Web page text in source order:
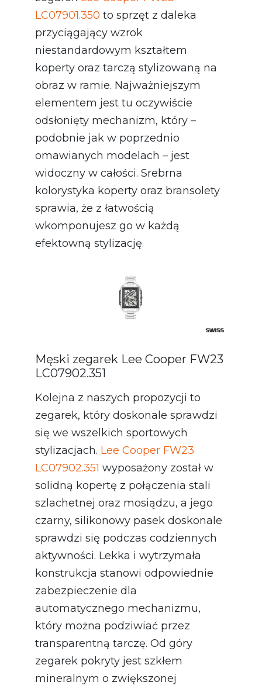
LC07901.350 to sprzęt z daleka
przyciągający wzrok
niestandardowym kształtem
koperty oraz tarczą stylizowaną na
obraz w ramie. Najważniejszym
elementem jest tu oczywiście
odsłonięty mechanizm, który –
podobnie jak w poprzednio
omawianych modelach – jest
widoczny w całości. Srebrna
kolorystyka koperty oraz bransolety
sprawia, że z łatwością
wkomponujesz go w każdą
efektowną stylizację.
Męski zegarek Lee Cooper FW23
LC07902.351
Kolejna z naszych propozycji to
zegarek, który doskonale sprawdzi
się we wszelkich sportowych
stylizacjach. Lee Cooper FW23
LC07902.351 wyposażony został w
solidną kopertę z połączenia stali
szlachetnej oraz mosiądzu, a jego
czarny, silikonowy pasek doskonale
sprawdzi się podczas codziennych
aktywności. Lekka i wytrzymała
konstrukcja stanowi odpowiednie
zabezpieczenie dla
automatycznego mechanizmu,
który można podziwiać przez
transparentną tarczę. Od góry
zegarek pokryty jest szkłem
mineralnym o zwiększonej